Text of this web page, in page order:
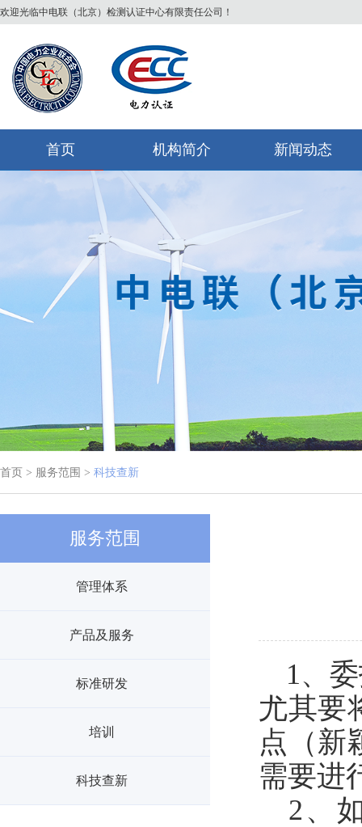
欢迎光临中电联（北京）检测认证中心有限责任公司！
首页 机构简介 新闻动态
首页 > 服务范围 > 科技查新
服务范围
管理体系
产品及服务
标准研发
培训
科技查新
1、
尤其要
点 （新
需要进
2、